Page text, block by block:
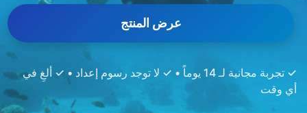
عرض المنتج
✓ تجربة مجانية لـ 14 يوماً • ✓ لا توجد رسوم إعداد • ✓ ألغِ في
أي وقت